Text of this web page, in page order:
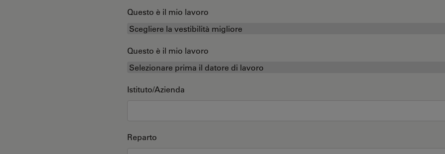
Questo è il mio lavoro
Questo è il mio lavoro
Istituto/Azienda
Reparto